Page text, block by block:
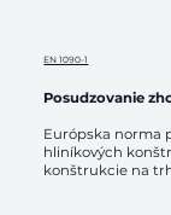
EN 1090-1
Posudzovanie
Európska norma
hliníkových
konštrukcie na